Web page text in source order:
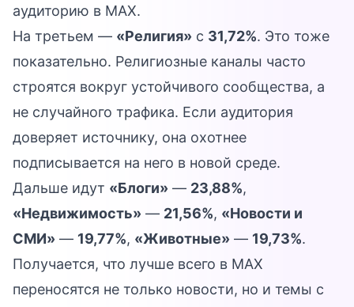
аудиторию в MAX.
На третьем — «Религия» с 31,72%. Это тоже
показательно. Религиозные каналы часто
строятся вокруг устойчивого сообщества, а
не случайного трафика. Если аудитория
доверяет источнику, она охотнее
подписывается на него в новой среде.
Дальше идут «Блоги» — 23,88%,
«Недвижимость» — 21,56%, «Новости и
СМИ» — 19,77%, «Животные» — 19,73%.
Получается, что лучше всего в MAX
переносятся не только новости, но и темы с